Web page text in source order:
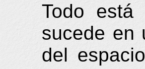
Todo está
sucede en
del